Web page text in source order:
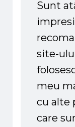
Sunt
site-
meu
cu alte
care